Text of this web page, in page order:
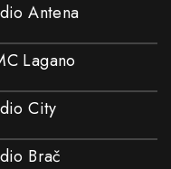
Antena
Lagano
City
Brač